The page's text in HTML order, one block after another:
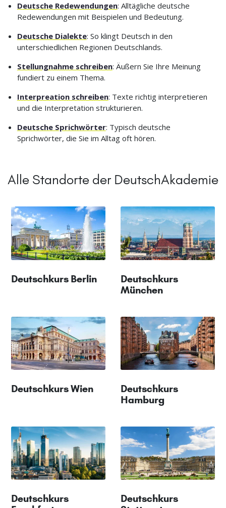
Deutsche Redewendungen: Alltägliche deutsche
Redewendungen mit Beispielen und Bedeutung.
Deutsche Dialekte: So klingt Deutsch in den
unterschiedlichen Regionen Deutschlands.
Stellungnahme schreiben: Äußern Sie Ihre Meinung
fundiert zu einem Thema.
Interpreation schreiben: Texte richtig interpretieren
und die Interpretation strukturieren.
Deutsche Sprichwörter: Typisch deutsche
Sprichwörter, die Sie im Alltag oft hören.
Alle Standorte der DeutschAkademie
Deutschkurs Berlin
Deutschkurs
München
Deutschkurs Wien
Deutschkurs
Hamburg
Deutschkurs
Deutschkurs